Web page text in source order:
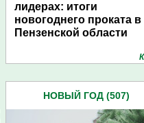
лидерах: итоги
новогоднего проката в
Пензенской области
НОВЫЙ ГОД (507)